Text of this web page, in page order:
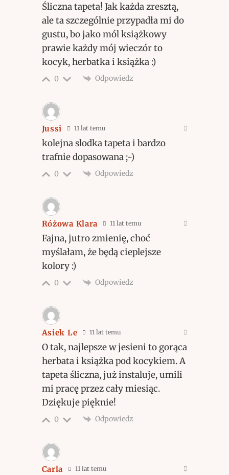
Śliczna tapeta! Jak każda zresztą,
ale ta szczególnie przypadła mi do
gustu, bo jako mól książkowy
prawie każdy mój wieczór to
kocyk, herbatka i książka :)
0 Odpowiedz
Jussi 11 lat temu
kolejna slodka tapeta i bardzo
trafnie dopasowana ;-)
0 Odpowiedz
Różowa Klara 11 lat temu
Fajna, jutro zmienię, choć
myślałam, że będą cieplejsze
kolory :)
0 Odpowiedz
Asiek Le 11 lat temu
O tak, najlepsze w jesieni to gorąca
herbata i książka pod kocykiem. A
tapeta śliczna, już instaluje, umili
mi pracę przez cały miesiąc.
Dziękuje pięknie!
0 Odpowiedz
Carla 11 lat temu